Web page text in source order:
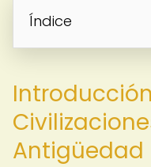
Índice
Antigüedad